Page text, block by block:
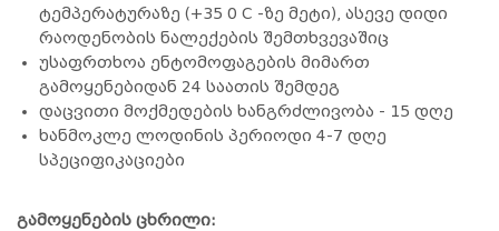
ტემპერატურაზე (+35 0 C -ზე მეტი), ასევე დიდი
რაოდენობის ნალექების შემთხვევაშიც
უსაფრთხოა ენტომოფაგების მიმართ
გამოყენებიდან 24 საათის შემდეგ
დაცვითი მოქმედების ხანგრძლივობა - 15 დღე
ხანმოკლე ლოდინის პერიოდი 4-7 დღე
სპეციფიკაციები
გამოყენების ცხრილი: